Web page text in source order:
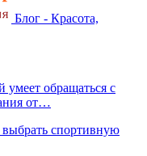
Блог - Красота,
умеет обращаться с
от…
спортивную